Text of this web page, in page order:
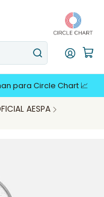
para Circle Chart 📈
AESPA